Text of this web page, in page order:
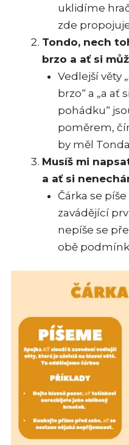
uklidíme
zde
Tondo, nech
brzo a ať si
Vedlejší věty
brzo“ a „a ať
pohádku“
poměrem,
by měl
Musíš mi
a ať si
Čárka se
zavádějící
nepíše se
obě